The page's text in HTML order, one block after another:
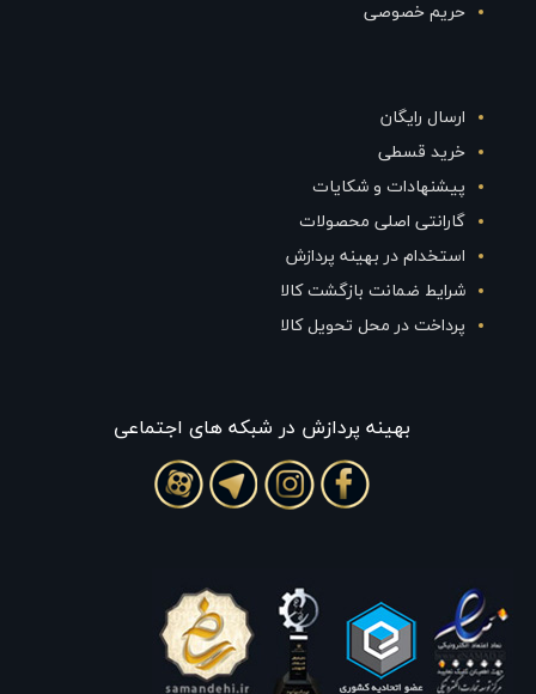
حریم خصوصی
ارسال رایگان
خرید قسطی
پیشنهادات و شکایات
گارانتی اصلی محصولات
استخدام در بهینه پردازش
شرایط ضمانت بازگشت کالا
پرداخت در محل تحویل کالا
بهينه پردازش در شبکه های اجتماعی